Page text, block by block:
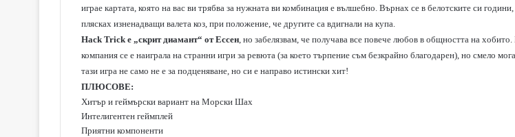
играе картата, която на вас ви трябва за нужната ви комбинация е вълшебно. Върнах се в белотските си години,
плясках изненадващи валета коз, при положение, че другите са вдигнали на купа.
Hack Trick е „скрит диамант“ от Ессен, но забелязвам, че получава все повече любов в общността на
компания се е наиграла на странни игри за ревюта (за което търпение съм безкрайно благодарен), но смело
тази игра не само не е за подценяване, но си е направо истински хит!
ПЛЮСОВЕ:
Хитър и геймърски вариант на Морски Шах
Интелигентен геймплей
Приятни компоненти